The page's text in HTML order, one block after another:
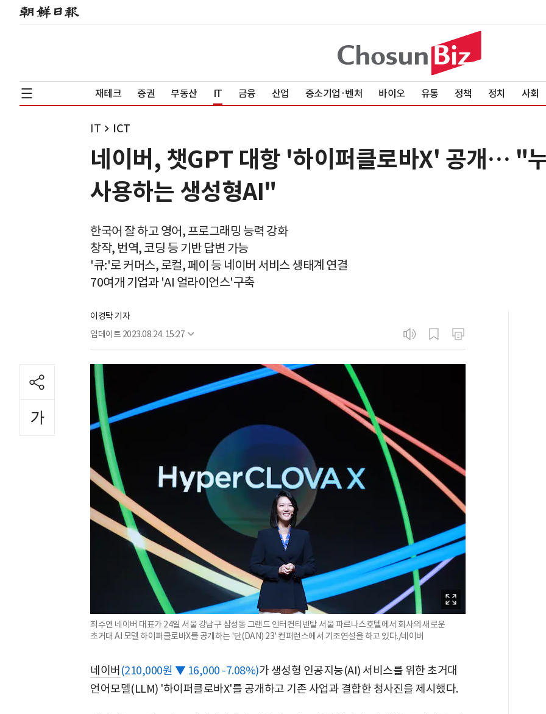
재테크 증권 부동산 IT 금융 산업 중소기업·벤처 바이오 유통 정책 정치 사회
IT ICT
네이버, 챗GPT 대항 '하이퍼클로바X' 공개… "
사용하는 생성형AI"
한국어 잘 하고 영어, 프로그래밍 능력 강화
창작, 번역, 코딩 등 기반 답변 가능
'큐:'로 커머스, 로컬, 페이 등 네이버 서비스 생태계 연결
70여개 기업과 'AI 얼라이언스'구축
이경탁 기자
업데이트 2023.08.24. 15:27
최수연 네이버 대표가 24일 서울 강남구 삼성동 그랜드 인터컨티넨탈 서울 파르나스호텔에서 회사의 새로운
초거대 AI 모델 하이퍼클로바X를 공개하는 '단(DAN) 23' 컨퍼런스에서 기조연설을 하고 있다./네이버
네이버 (210,000원 ▼ 16,000 -7.08%)가 생성형 인공지능(AI) 서비스를 위한 초거대
언어모델(LLM) '하이퍼클로바X'를 공개하고 기존 사업과 결합한 청사진을 제시했다.